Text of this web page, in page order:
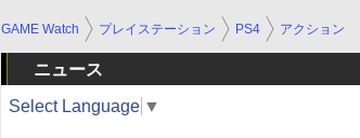
GAME Watch プレイステーション PS4 アクション
ニュース
Select Language ▼